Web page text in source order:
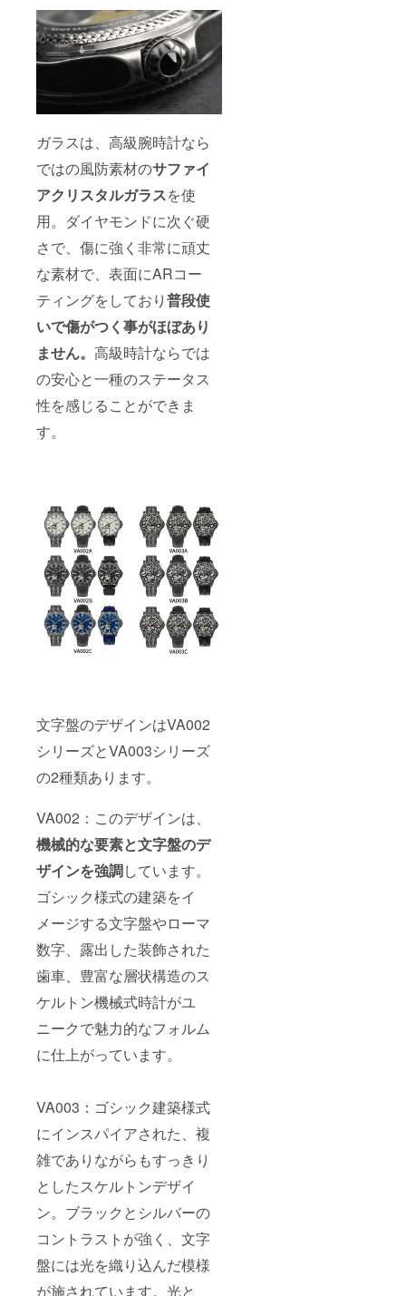
ガラスは、高級腕時計なら
ではの風防素材のサファイ
アクリスタルガラスを使
用。ダイヤモンドに次ぐ硬
さで、傷に強く非常に頑丈
な素材で、表面にARコー
ティングをしており普段使
いで傷がつく事がほぼあり
ません。 高級時計ならでは
の安心と一種のステータス
性を感じることができま
す。
文字盤のデザインはVA002
シリーズとVA003シリーズ
の2種類あります。
VA002：このデザインは、
機械的な要素と文字盤のデ
ザインを強調しています。
ゴシック様式の建築をイ
メージする文字盤やローマ
数字、露出した装飾された
歯車、豊富な層状構造のス
ケルトン機械式時計がユ
ニークで魅力的なフォルム
に仕上がっています。
VA003：ゴシック建築様式
にインスパイアされた、複
雑でありながらもすっきり
としたスケルトンデザイ
ン。ブラックとシルバーの
コントラストが強く、文字
盤には光を織り込んだ模様
が施されています。光と